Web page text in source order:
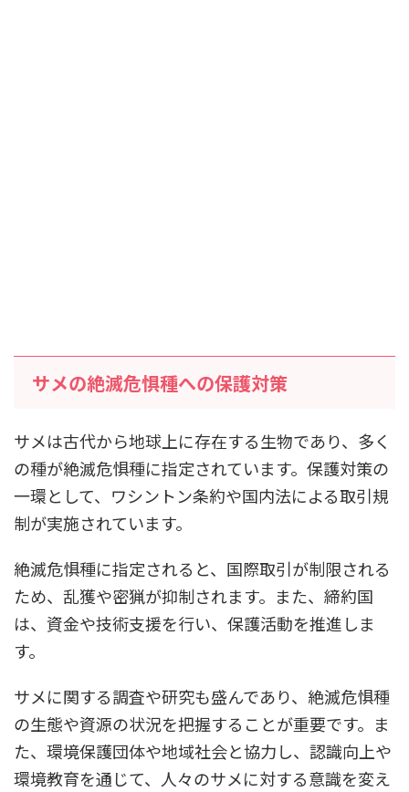
サメの絶滅危惧種への保護対策
サメは古代から地球上に存在する生物であり、多く
の種が絶滅危惧種に指定されています。保護対策の
一環として、ワシントン条約や国内法による取引規
制が実施されています。
絶滅危惧種に指定されると、国際取引が制限される
ため、乱獲や密猟が抑制されます。また、締約国
は、資金や技術支援を行い、保護活動を推進しま
す。
サメに関する調査や研究も盛んであり、絶滅危惧種
の生態や資源の状況を把握することが重要です。ま
た、環境保護団体や地域社会と協力し、認識向上や
環境教育を通じて、人々のサメに対する意識を変え